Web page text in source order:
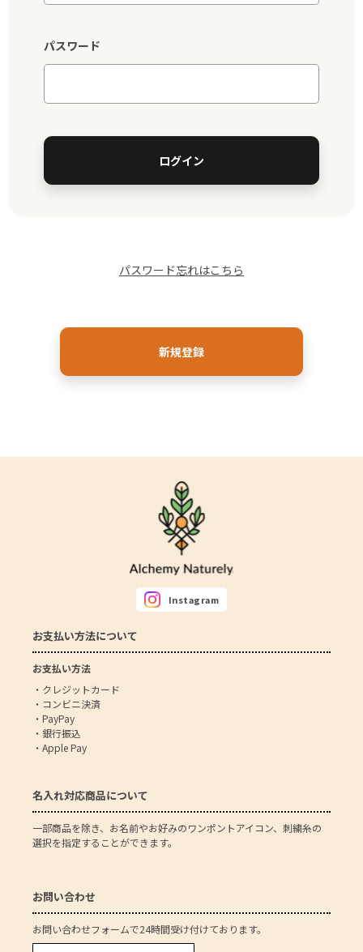
パスワード
ログイン
パスワード忘れはこちら
新規登録
Instagram
お支払い方法について
お支払い方法
・クレジットカード
・コンビニ決済
・PayPay
・銀行振込
・Apple Pay
名入れ対応商品について
一部商品を除き、お名前やお好みのワンポントアイコン、刺繍糸の
選択を指定することができます。
お問い合わせ
お問い合わせフォームで24時間受け付けております。